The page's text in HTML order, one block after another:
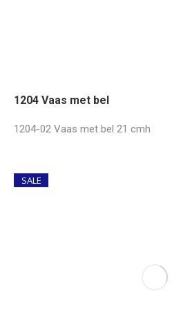
1204 Vaas met bel
1204-02 Vaas met bel 21 cmh
SALE